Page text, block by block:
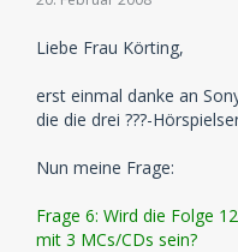
Liebe Frau Körting,
erst einmal danke an
die die drei ???-
Nun meine Frage:
Frage 6: Wird die Folge
mit 3 MCs/CDs sein?